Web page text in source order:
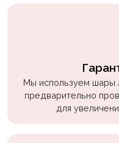
Мы используем шары
предварительно
для
Аниме